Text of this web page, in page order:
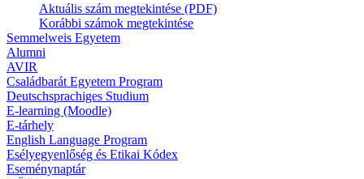
Aktuális szám megtekintése (PDF)
Korábbi számok megtekintése
Semmelweis Egyetem
Alumni
AVIR
Családbarát Egyetem Program
Deutschsprachiges Studium
E-learning (Moodle)
E-tárhely
English Language Program
Esélyegyenlőség és Etikai Kódex
Eseménynaptár